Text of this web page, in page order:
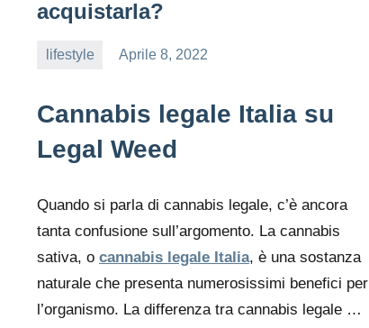
acquistarla?
lifestyle
Aprile 8, 2022
Cannabis legale Italia su
Legal Weed
Quando si parla di cannabis legale, c’è ancora
tanta confusione sull’argomento. La cannabis
sativa, o cannabis legale Italia, è una sostanza
naturale che presenta numerosissimi benefici per
l’organismo. La differenza tra cannabis legale …